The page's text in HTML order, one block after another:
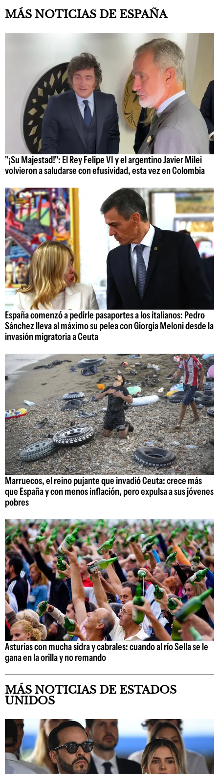
MÁS NOTICIAS DE ESPAÑA
"¡Su Majestad!": El Rey Felipe VI y el argentino Javier Milei
volvieron a saludarse con efusividad, esta vez en Colombia
España comenzó a pedirle pasaportes a los italianos: Pedro
Sánchez lleva al máximo su pelea con Giorgia Meloni desde la
invasión migratoria a Ceuta
Marruecos, el reino pujante que invadió Ceuta: crece más
que España y con menos inflación, pero expulsa a sus jóvenes
pobres
Asturias con mucha sidra y cabrales: cuando al río Sella se le
gana en la orilla y no remando
MÁS NOTICIAS DE ESTADOS
UNIDOS